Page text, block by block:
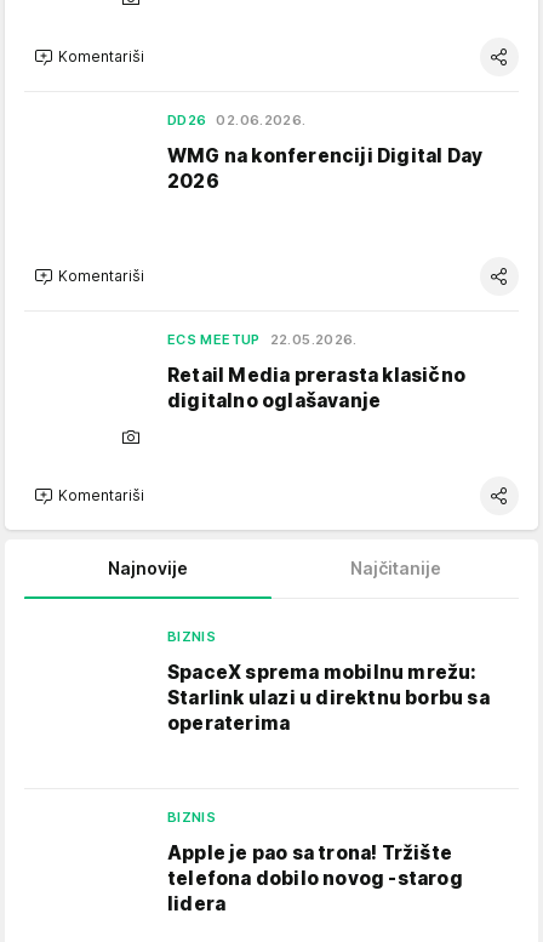
Komentariši
DD26 02.06.2026.
WMG na konferenciji Digital Day
2026
Komentariši
ECS MEETUP 22.05.2026.
Retail Media prerasta klasično
digitalno oglašavanje
Komentariši
Najnovije Najčitanije
BIZNIS
SpaceX sprema mobilnu mrežu:
Starlink ulazi u direktnu borbu sa
operaterima
BIZNIS
Apple je pao sa trona! Tržište
telefona dobilo novog -starog
lidera